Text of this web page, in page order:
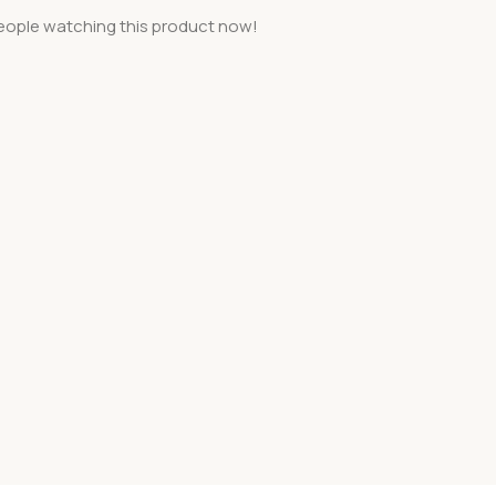
watching this product now!